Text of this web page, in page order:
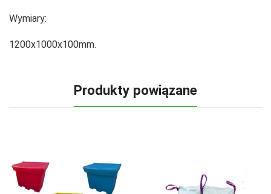
Wymiary:
1200x1000x100mm.
Produkty powiązane